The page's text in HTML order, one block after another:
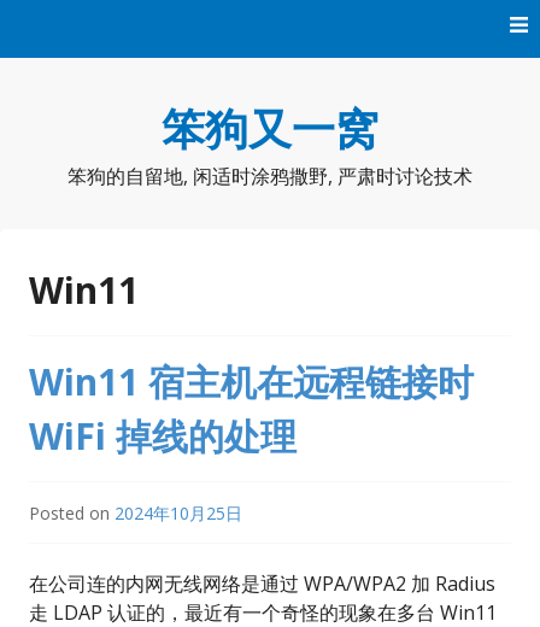
笨狗又一窝
笨狗的自留地, 闲适时涂鸦撒野, 严肃时讨论技术
Win11
Win11 宿主机在远程链接时
WiFi 掉线的处理
Posted on 2024年10月25日
在公司连的内网无线网络是通过 WPA/WPA2 加 Radius
走 LDAP 认证的，最近有一个奇怪的现象在多台 Win11